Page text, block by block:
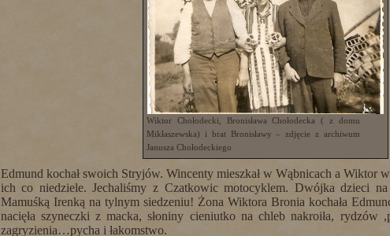
Wiktor Chołodecki, Bronisława Chołodecka ( z domu
Mikłaszewska) i brat Bronisławy – zdjęcie z archiwum
Janusza Chołodeckiego
Edmund kochał swoich Stryjów. Wincenty mieszkał w Wąbnicach a Wiktor
ich co niedziele. Jechaliśmy z Czatkowic motocyklem. Dwójka dzieci
Mamuśką Irenką na tylnym siedzeniu! Żona Wiktora Bronia kochała
nacięła szyneczki z macka, słoniny cieniutko na chleb nakroiła, rydzów
zagryzienia…pycha i łakomstwo.